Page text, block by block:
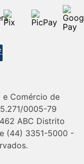
Comércio de
0005-79
ABC Distrito
(44) 3351-5000 -